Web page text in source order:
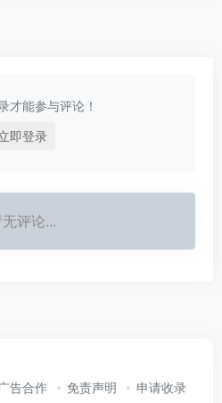
才能参与评论！
即登录
评论...
广告合作 免责声明 申请收录